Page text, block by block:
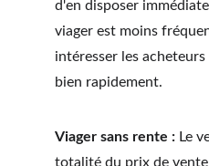
d'en disposer
viager est moins
intéresser les
bien rapidement.
Viager sans rente : Le
totalité du prix de